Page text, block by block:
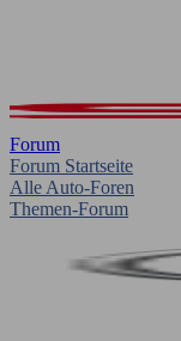
Forum
Forum Startseite
Alle Auto-Foren
Themen-Forum